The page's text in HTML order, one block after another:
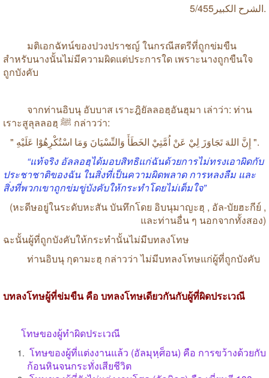
الشرح الكبير 5/455.
มติเอกฉัทน์ของปวงปราชญ์ ในกรณีสตรีที่ถูกข่มขืน
สำหรับนางนั้นไม่มีความผิดแต่ประการใด เพราะนางถูกขืนใจ
ถูกบังคับ
จากท่านอิบนุ อับบาส เราะฎิยัลลอฮฺอันฮุมา เล่าว่า: ท่าน
เราะสูลุลลอฮฺ ﷺ กล่าวว่า:
"
إِنَّ اللهَ تَجَاوَزَ لِيْ عَنْ اُمَّتِيْ الخَطَأَ وَالنِّسْيَانَ وَمَا اسْتُكْرِهُوْا عَلَيْهِ
".
“แท้จริง อัลลอฮฺได้มอบสิทธิแก่ฉันด้วยการไม่ทรงเอาผิดกับ
ประชาชาติของฉัน ในสิ่งที่เป็นความผิดพลาด การหลงลืม และ
สิ่งที่พวกเขาถูกข่มขู่บังคับให้กระทำโดยไม่เต็มใจ”
(หะดีษอยู่ในระดับหะสันบันทึกโดย อิบนุมาญะฮฺ , อัล-บัยฮะกีย์ ,
และท่านอื่น ๆ นอกจากทั้งสอง)
ฉะนั้นผู้ที่ถูกบังคับให้กระทำนั้นไม่มีบทลงโทษ
ท่านอิบนุ กุดามะฮฺ กล่าวว่า ไม่มีบทลงโทษแก่ผู้ที่ถูกบังคับ
บทลงโทษผู้ที่ข่มขืน คือ บทลงโทษเดียวกันกับผู้ที่ผิดประเวณี
โทษของผู้ทำผิดประเวณี
โทษของผู้ที่แต่งงานแล้ว (อัลมุหฺศ็อน) คือ การขว้างด้วยกับ
ก้อนหินจนกระทั่งเสียชีวิต